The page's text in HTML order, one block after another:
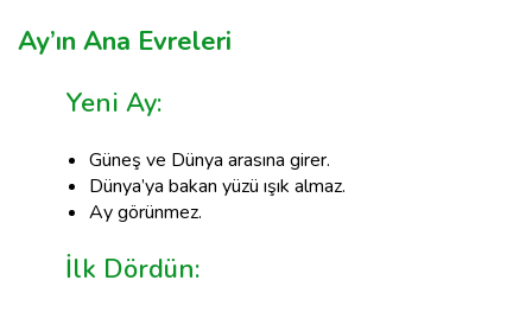
Ay’ın Ana Evreleri
Yeni Ay:
Güneş ve Dünya arasına girer.
Dünya’ya bakan yüzü ışık almaz.
Ay görünmez.
İlk Dördün: